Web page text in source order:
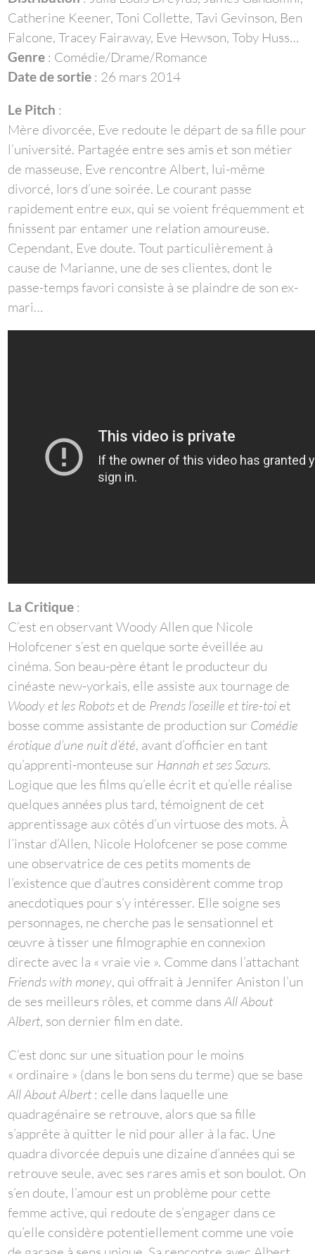
Catherine Keener, Toni Collette, Tavi Gevinson, Ben
Falcone, Tracey Fairaway, Eve Hewson, Toby Huss…
Genre : Comédie/Drame/Romance
Date de sortie : 26 mars 2014
Le Pitch :
Mère divorcée, Eve redoute le départ de sa fille pour
l’université. Partagée entre ses amis et son métier
de masseuse, Eve rencontre Albert, lui-même
divorcé, lors d’une soirée. Le courant passe
rapidement entre eux, qui se voient fréquemment et
finissent par entamer une relation amoureuse.
Cependant, Eve doute. Tout particulièrement à
cause de Marianne, une de ses clientes, dont le
passe-temps favori consiste à se plaindre de son ex-
mari…
La Critique :
C’est en observant Woody Allen que Nicole
Holofcener s’est en quelque sorte éveillée au
cinéma. Son beau-père étant le producteur du
cinéaste new-yorkais, elle assiste aux tournage de
Woody et les Robots et de Prends l’oseille et tire-toi et
bosse comme assistante de production sur Comédie
érotique d’une nuit d’été, avant d’officier en tant
qu’apprenti-monteuse sur Hannah et ses Sœurs.
Logique que les films qu’elle écrit et qu’elle réalise
quelques années plus tard, témoignent de cet
apprentissage aux côtés d’un virtuose des mots. À
l’instar d’Allen, Nicole Holofcener se pose comme
une observatrice de ces petits moments de
l’existence que d’autres considèrent comme trop
anecdotiques pour s’y intéresser. Elle soigne ses
personnages, ne cherche pas le sensationnel et
œuvre à tisser une filmographie en connexion
directe avec la « vraie vie ». Comme dans l’attachant
Friends with money, qui offrait à Jennifer Aniston l’un
de ses meilleurs rôles, et comme dansAll About
Albert, son dernier film en date.
C’est donc sur une situation pour le moins
« ordinaire » (dans le bon sens du terme) que se base
All About Albert : celle dans laquelle une
quadragénaire se retrouve, alors que sa fille
s’apprête à quitter le nid pour aller à la fac. Une
quadra divorcée depuis une dizaine d’années qui se
retrouve seule, avec ses rares amis et son boulot. On
s’en doute, l’amour est un problème pour cette
femme active, qui redoute de s’engager dans ce
qu’elle considère potentiellement comme une voie